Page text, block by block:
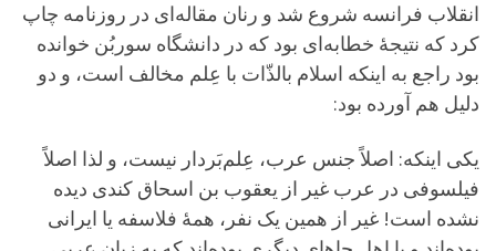
انقلاب فرانسه شروع شد و رنان مقاله‌ای در روزنامه چاپ
کرد که نتیجۀ خطابه‌ای بود که در دانشگاه سوربُن خوانده
بود راجع به اینکه اسلام بالذّات با عِلم مخالف است، و دو
دلیل هم آورده بود:
یکی اینکه: اصلاً جنس عرب، عِلم‌بَردار نیست، و لذا اصلاً
فیلسوفی در عرب غیر از یعقوب بن اسحاق کندی دیده
نشده است! غیر از همین یک نفر، همۀ فلاسفه یا ایرانی